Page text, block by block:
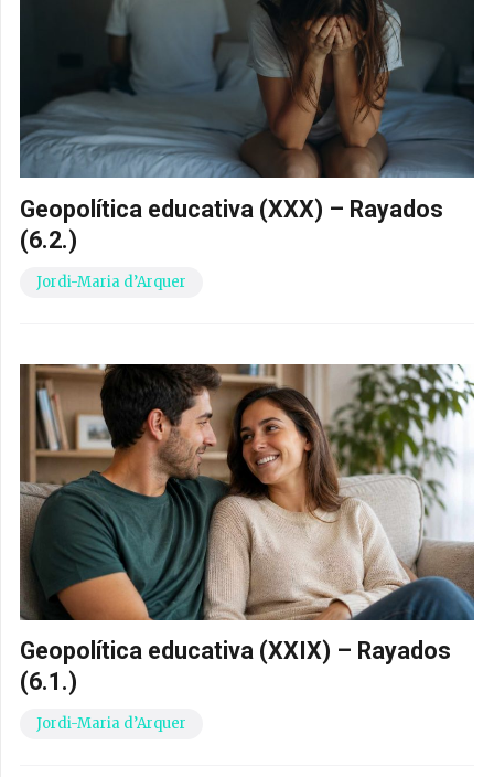
Geopolítica educativa (XXX) – Rayados
(6.2.)
Jordi-Maria d’Arquer
Geopolítica educativa (XXIX) – Rayados
(6.1.)
Jordi-Maria d’Arquer